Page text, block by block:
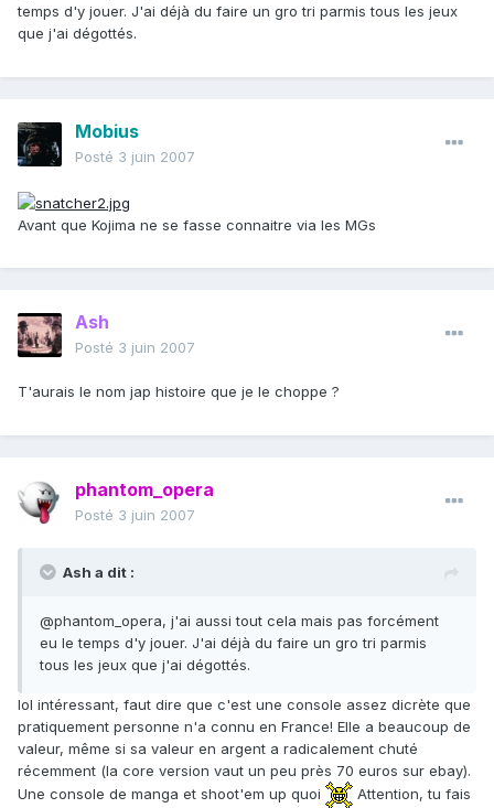
temps d'y jouer. J'ai déjà du faire un gro tri parmis tous les jeux
que j'ai dégottés.
Mobius
Posté 3 juin 2007
Avant que Kojima ne se fasse connaitre via les MGs
Ash
Posté 3 juin 2007
T'aurais le nom jap histoire que je le choppe ?
phantom_opera
Posté 3 juin 2007
Ash a dit :
@phantom_opera, j'ai aussi tout cela mais pas forcément
eu le temps d'y jouer. J'ai déjà du faire un gro tri parmis
tous les jeux que j'ai dégottés.
lol intéressant, faut dire que c'est une console assez dicrète que
pratiquement personne n'a connu en France! Elle a beaucoup de
valeur, même si sa valeur en argent a radicalement chuté
récemment (la core version vaut un peu près 70 euros sur ebay).
Une console de manga et shoot'em up quoi
Attention, tu fais